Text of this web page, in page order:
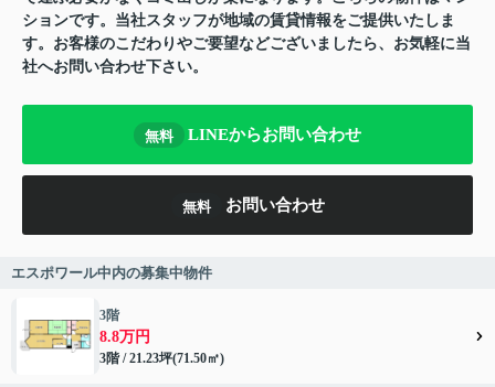
ションです。当社スタッフが地域の賃貸情報をご提供いたしま
す。お客様のこだわりやご要望などございましたら、お気軽に当
社へお問い合わせ下さい。
無料 LINEからお問い合わせ
無料 お問い合わせ
エスポワール中内の募集中物件
3階
8.8万円
3階 / 21.23坪(71.50㎡)